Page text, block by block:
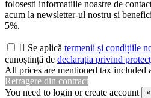
folosesti informatiile noastre de
acum la newsletter-ul nostru și
5%.
 Se aplică termenii și condițiile
cunoștință de declarația privind
All prices are mentioned tax included
Retragere din contract
You need to login or create account
×